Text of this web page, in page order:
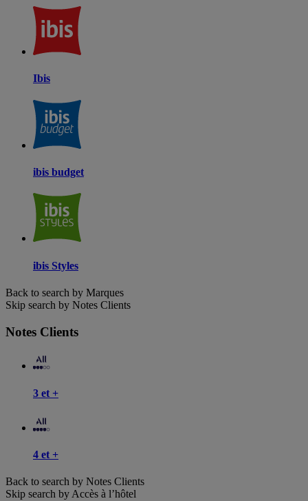
Ibis
ibis budget
ibis Styles
Back to search by Marques
Skip search by Notes Clients
Notes Clients
3 et +
4 et +
Back to search by Notes Clients
Skip search by Accès à l’hôtel